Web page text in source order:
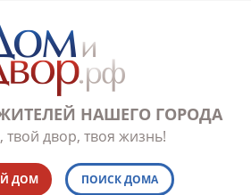
НАШЕГО ГОРОДА
твой двор, твоя жизнь!
ДОМ ПОИСК ДОМА